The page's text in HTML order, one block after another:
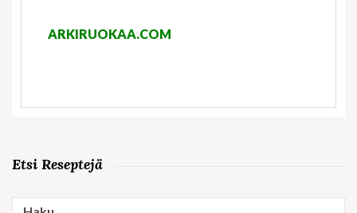
ARKIRUOKAA.COM
Etsi Reseptejä